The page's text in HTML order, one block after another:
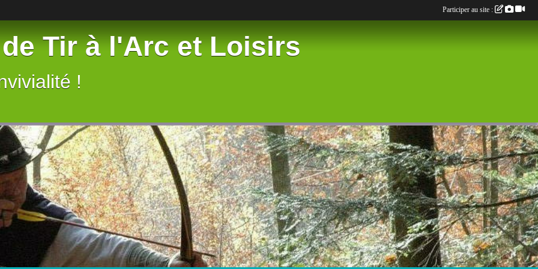
Tir à l'Arc et Loisirs
!
Participer au site :